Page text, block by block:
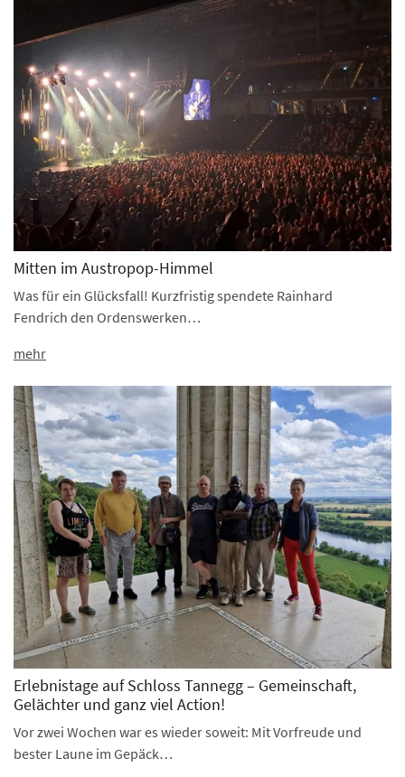
Mitten im Austropop-Himmel
Was für ein Glücksfall! Kurzfristig spendete Rainhard
Fendrich den Ordenswerken…
mehr
Erlebnistage auf Schloss Tannegg – Gemeinschaft,
Gelächter und ganz viel Action!
Vor zwei Wochen war es wieder soweit: Mit Vorfreude und
bester Laune im Gepäck…